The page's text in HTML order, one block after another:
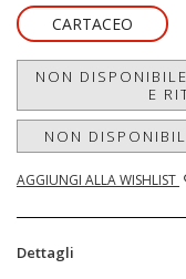
CARTACEO
NON
E
NON
AGGIUNGI ALLA WISHLIST
Dettagli